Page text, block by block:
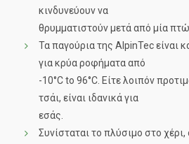
κινδυνεύουν να
θρυμματιστούν μετά από μία
Τα παγούρια της ΑlpinTec είναι
για κρύα ροφήματα από
-10°C to 96°C. Είτε λοιπόν
τσάι, είναι ιδανικά για
εσάς.
Συνίσταται το πλύσιμο στο